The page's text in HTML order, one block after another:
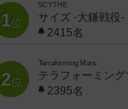
1位
SCYTHE
サイズ -大鎌戦役-
2415名
2位
Terraforming Mars
テラフォーミング
2395名